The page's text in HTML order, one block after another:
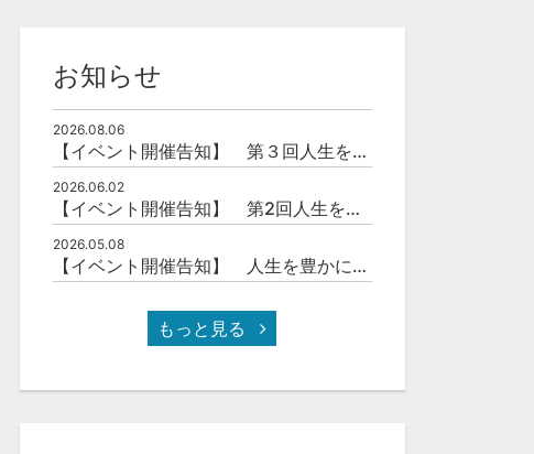
セット
第2回人生を豊かにする「本の力」を学ぶ会
セット
【お申込み】第11回伊達な大学院セミナー＆交流会
お知らせ
2026.08.06
【イベント開催告知】 第３回人生を豊かにする「本の力」を学ぶ会
2026.06.02
【イベント開催告知】 第2回人生を豊かにする「本の力」を学ぶ会
2026.05.08
【イベント開催告知】 人生を豊かにする「本の力」を学ぶ会
もっと見る